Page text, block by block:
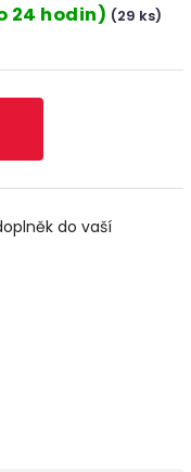
24 hodin) (29 ks)
do vaší